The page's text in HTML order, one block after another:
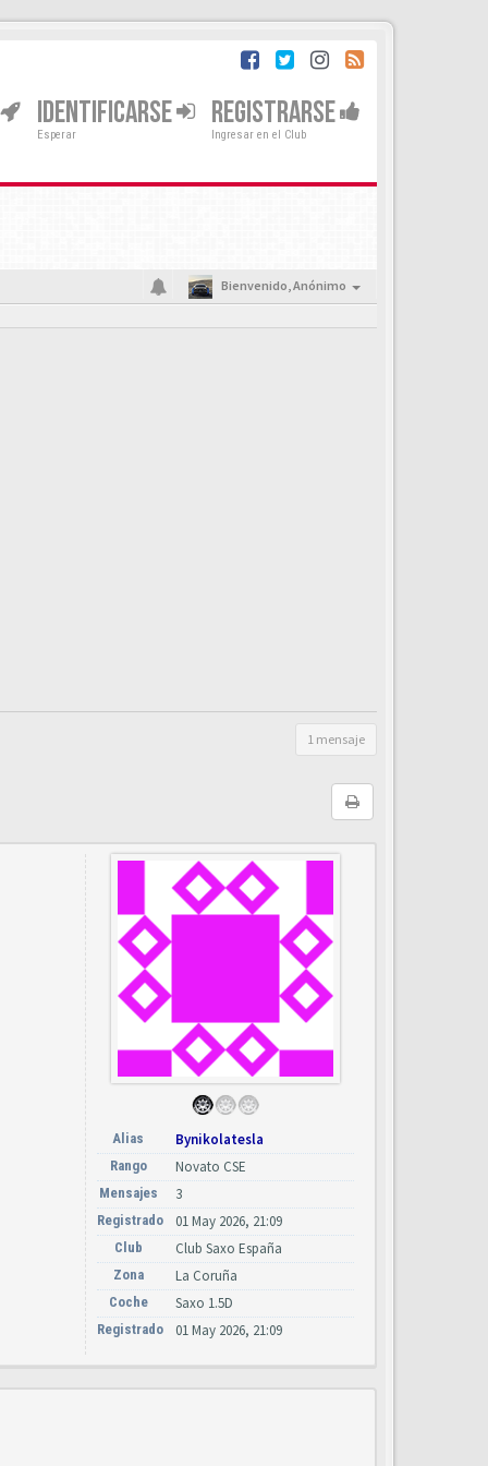
IDENTIFICARSE
Esperar
REGISTRARSE
Ingresar en el Club
Bienvenido,Anónimo
1 mensaje
Alias Bynikolatesla
Rango Novato CSE
Mensajes 3
Registrado 01 May 2026, 21:09
Club Club Saxo España
Zona La Coruña
Coche Saxo 1.5D
Registrado 01 May 2026, 21:09